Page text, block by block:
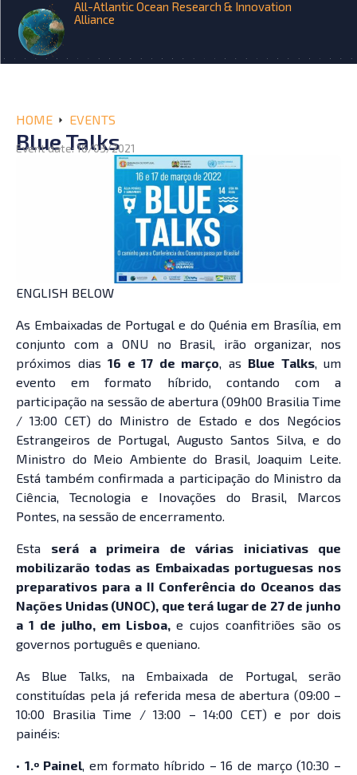
All-Atlantic Ocean Research & Innovation
Alliance
HOME EVENTS
Blue Talks
Event date: 16/03/2021
ENGLISH BELOW
As Embaixadas de Portugal e do Quénia em Brasília, em
conjunto com a ONU no Brasil, irão organizar, nos
próximos dias 16 e 17 de março, as Blue Talks, um
evento em formato híbrido, contando com a
participação na sessão de abertura (09h00 Brasilia Time
/ 13:00 CET) do Ministro de Estado e dos Negócios
Estrangeiros de Portugal, Augusto Santos Silva, e do
Ministro do Meio Ambiente do Brasil, Joaquim Leite.
Está também confirmada a participação do Ministro da
Ciência, Tecnologia e Inovações do Brasil, Marcos
Pontes, na sessão de encerramento.
Esta será a primeira de várias iniciativas que
mobilizarão todas as Embaixadas portuguesas nos
preparativos para a II Conferência do Oceanos das
Nações Unidas (UNOC), que terá lugar de 27 de junho
a 1 de julho, em Lisboa,e cujos coanfitriões são os
governos português e queniano.
As Blue Talks, na Embaixada de Portugal, serão
constituídas pela já referida mesa de abertura (09:00 –
10:00 Brasilia Time / 13:00 – 14:00 CET) e por dois
painéis:
• 1.º Painel, em formato híbrido – 16 de março (10:30 –